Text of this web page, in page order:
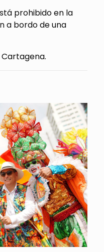
prohibido en la
a bordo de una